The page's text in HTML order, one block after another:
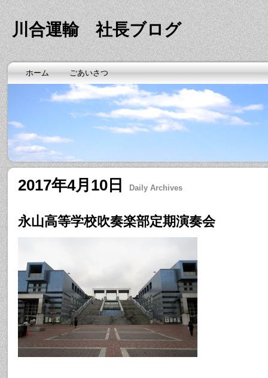
川合運輸 社長ブログ
ホーム ごあいさつ
2017年4月10日 Daily Archives
永山高等学校吹奏楽部定期演奏会